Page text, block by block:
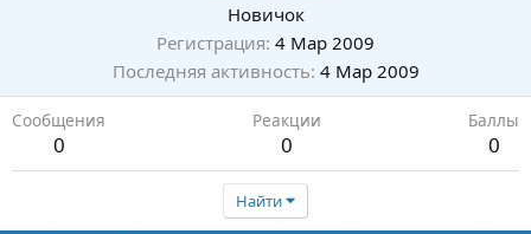
Новичок
Регистрация 4 Мар 2009
Последняя активность 4 Мар 2009
Сообщения
0
Реакции
0
Баллы
0
Найти